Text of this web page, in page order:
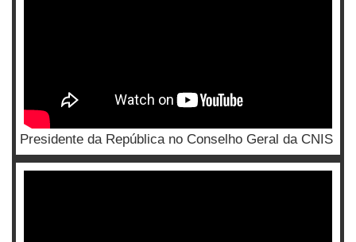
Presidente da República no Conselho Geral da CNIS